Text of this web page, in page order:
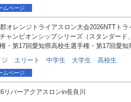
ムページ
オレンジトライアスロン大会2026NTTト
ャンピオンシップシリーズ（スタンダード
・第17回愛知県高校生選手権・第17回愛知
ジ エリート 中学生 大学生 高校生
ムページ
リバーアクアスロンin長良川